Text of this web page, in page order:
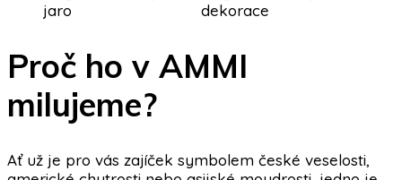
Proč ho v AMMI
milujeme?
Ať už je pro vás zajíček symbolem české veselosti,